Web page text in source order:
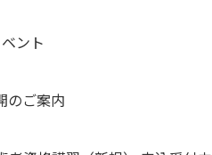
ント
のご案内